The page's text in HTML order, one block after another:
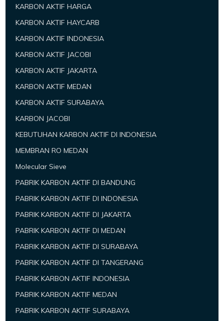
KARBON AKTIF HARGA
KARBON AKTIF HAYCARB
KARBON AKTIF INDONESIA
KARBON AKTIF JACOBI
KARBON AKTIF JAKARTA
KARBON AKTIF MEDAN
KARBON AKTIF SURABAYA
KARBON JACOBI
KEBUTUHAN KARBON AKTIF DI INDONESIA
MEMBRAN RO MEDAN
Molecular Sieve
PABRIK KARBON AKTIF DI BANDUNG
PABRIK KARBON AKTIF DI INDONESIA
PABRIK KARBON AKTIF DI JAKARTA
PABRIK KARBON AKTIF DI MEDAN
PABRIK KARBON AKTIF DI SURABAYA
PABRIK KARBON AKTIF DI TANGERANG
PABRIK KARBON AKTIF INDONESIA
PABRIK KARBON AKTIF MEDAN
PABRIK KARBON AKTIF SURABAYA